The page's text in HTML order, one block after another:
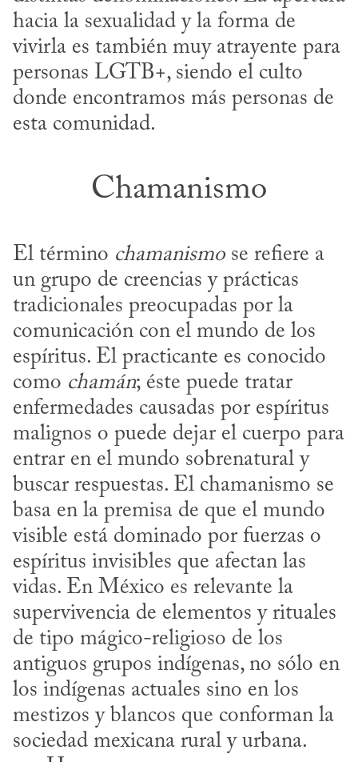
hacia la sexualidad y la forma de
vivirla es también muy atrayente para
personas LGTB+, siendo el culto
donde encontramos más personas de
esta comunidad.
Chamanismo
El término chamanismo se refiere a
un grupo de creencias y prácticas
tradicionales preocupadas por la
comunicación con el mundo de los
espíritus. El practicante es conocido
como chamán; éste puede tratar
enfermedades causadas por espíritus
malignos o puede dejar el cuerpo para
entrar en el mundo sobrenatural y
buscar respuestas. El chamanismo se
basa en la premisa de que el mundo
visible está dominado por fuerzas o
espíritus invisibles que afectan las
vidas. En México es relevante la
supervivencia de elementos y rituales
de tipo mágico-religioso de los
antiguos grupos indígenas, no sólo en
los indígenas actuales sino en los
mestizos y blancos que conforman la
sociedad mexicana rural y urbana.